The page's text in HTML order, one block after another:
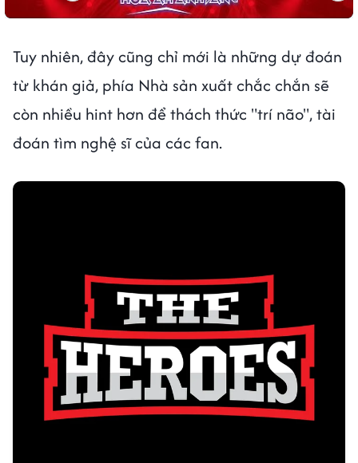
Tuy nhiên, đây cũng chỉ mới là những dự đoán
từ khán giả, phía Nhà sản xuất chắc chắn sẽ
còn nhiều hint hơn để thách thức "trí não", tài
đoán tìm nghệ sĩ của các fan.